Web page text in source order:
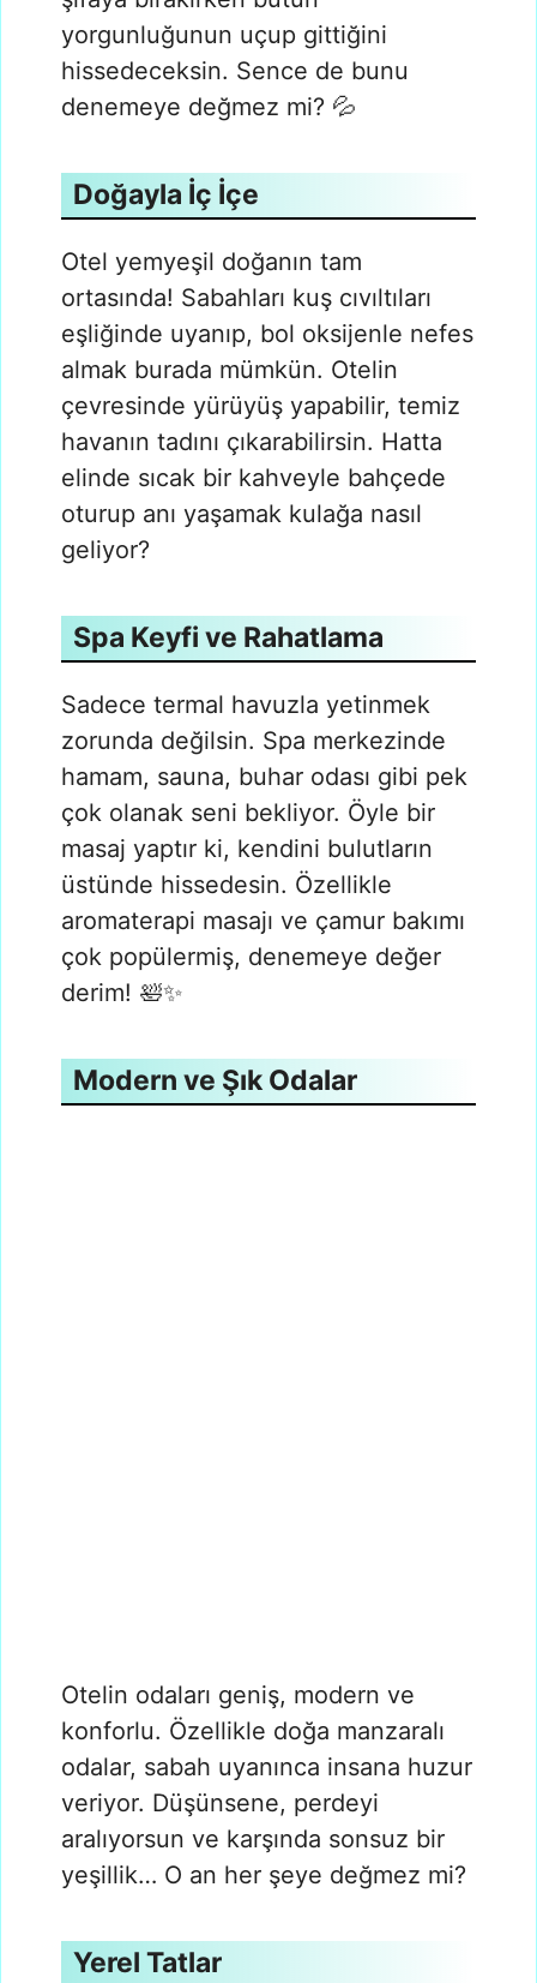
yorgunluğunun uçup gittiğini
hissedeceksin. Sence de bunu
denemeye değmez mi? 💦
Doğayla İç İçe
Otel yemyeşil doğanın tam
ortasında! Sabahları kuş cıvıltıları
eşliğinde uyanıp, bol oksijenle nefes
almak burada mümkün. Otelin
çevresinde yürüyüş yapabilir, temiz
havanın tadını çıkarabilirsin. Hatta
elinde sıcak bir kahveyle bahçede
oturup anı yaşamak kulağa nasıl
geliyor?
Spa Keyfi ve Rahatlama
Sadece termal havuzla yetinmek
zorunda değilsin. Spa merkezinde
hamam, sauna, buhar odası gibi pek
çok olanak seni bekliyor. Öyle bir
masaj yaptır ki, kendini bulutların
üstünde hissedesin. Özellikle
aromaterapi masajı ve çamur bakımı
çok popülermiş, denemeye değer
derim! 🛀✨
Modern ve Şık Odalar
Otelin odaları geniş, modern ve
konforlu. Özellikle doğa manzaralı
odalar, sabah uyanınca insana huzur
veriyor. Düşünsene, perdeyi
aralıyorsun ve karşında sonsuz bir
yeşillik… O an her şeye değmez mi?
Yerel Tatlar